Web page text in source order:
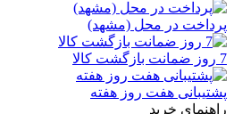
پرداخت در محل (مشهد)
7 روز ضمانت بازگشت کالا
پشتیبانی هفت روز هفته
راهنمای خرید